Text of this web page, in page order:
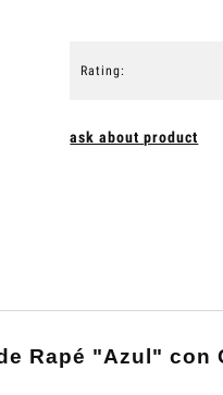
Rating:
ask about product
Rapé "Azul" con